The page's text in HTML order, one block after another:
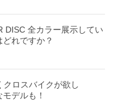
DISC 全カラー展示してい
れですか？
クロスバイクが欲し
デルも！